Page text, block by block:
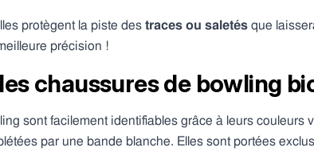
protègent la piste des traces ou saletés que
précision !
chaussures de bowling
sont facilement identifiables grâce à leurs couleurs
par une bande blanche. Elles sont portées